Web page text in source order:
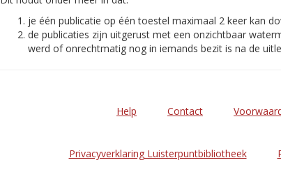
je één publicatie op één toestel maximaal 2 keer kan
de publicaties zijn uitgerust met een onzichtbaar
werd of onrechtmatig nog in iemands bezit is na de
Help Contact
Privacyverklaring Luisterpuntbibliotheek